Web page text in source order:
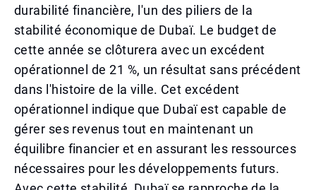
durabilité financière, l'un des piliers de la
stabilité économique de Dubaï. Le budget de
cette année se clôturera avec un excédent
opérationnel de 21 %, un résultat sans précédent
dans l'histoire de la ville. Cet excédent
opérationnel indique que Dubaï est capable de
gérer ses revenus tout en maintenant un
équilibre financier et en assurant les ressources
nécessaires pour les développements futurs.